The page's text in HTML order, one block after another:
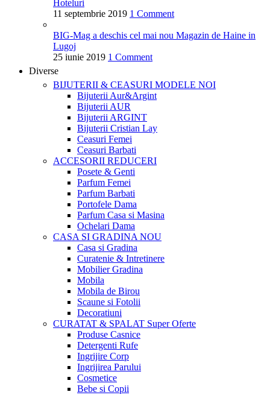
Hoteluri
11 septembrie 2019 1 Comment
BIG-Mag a deschis cel mai nou Magazin de Haine in
Lugoj
25 iunie 2019 1 Comment
Diverse
BIJUTERII & CEASURI MODELE NOI
Bijuterii Aur&Argint
Bijuterii AUR
Bijuterii ARGINT
Bijuterii Cristian Lay
Ceasuri Femei
Ceasuri Barbati
ACCESORII REDUCERI
Posete & Genti
Parfum Femei
Parfum Barbati
Portofele Dama
Parfum Casa si Masina
Ochelari Dama
CASA SI GRADINANOU
Casa si Gradina
Curatenie & Intretinere
Mobilier Gradina
Mobila
Mobila de Birou
Scaune si Fotolii
Decoratiuni
CURATAT & SPALAT Super Oferte
Produse Casnice
Detergenti Rufe
Ingrijire Corp
Ingrijirea Parului
Cosmetice
Bebe si Copii